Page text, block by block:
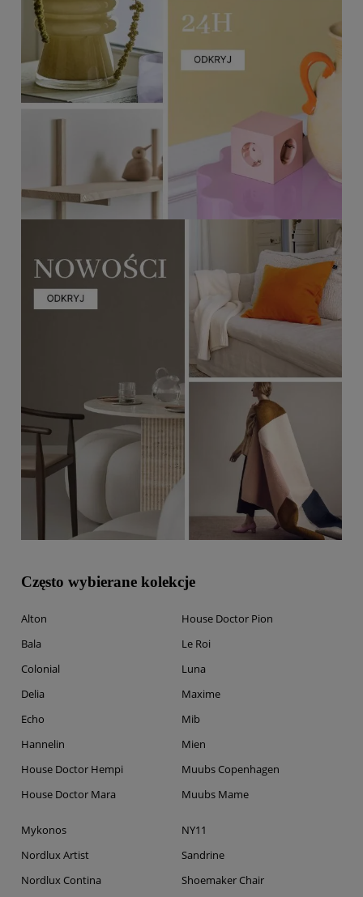
Często wybierane kolekcje
Alton
Bala
Colonial
Delia
Echo
Hannelin
House Doctor Hempi
House Doctor Mara
House Doctor Pion
Le Roi
Luna
Maxime
Mib
Mien
Muubs Copenhagen
Muubs Mame
Mykonos
Nordlux Artist
Nordlux Contina
NY11
Sandrine
Shoemaker Chair